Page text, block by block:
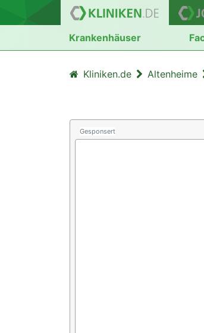
Krankenhäuser
Kliniken.de Altenheime
Gesponsert